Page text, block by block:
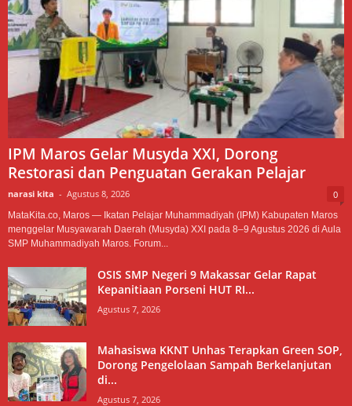
IPM Maros Gelar Musyda XXI, Dorong
Restorasi dan Penguatan Gerakan Pelajar
narasi kita - Agustus 8, 2026 0
MataKita.co, Maros — Ikatan Pelajar Muhammadiyah (IPM) Kabupaten Maros
menggelar Musyawarah Daerah (Musyda) XXI pada 8–9 Agustus 2026 di Aula
SMP Muhammadiyah Maros. Forum...
OSIS SMP Negeri 9 Makassar Gelar Rapat
Kepanitiaan Porseni HUT RI...
Agustus 7, 2026
Mahasiswa KKNT Unhas Terapkan Green SOP,
Dorong Pengelolaan Sampah Berkelanjutan
di...
Agustus 7, 2026